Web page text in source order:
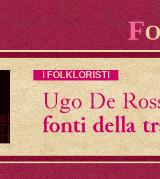
F
I FOLKLORISTI
Ugo De
fonti della